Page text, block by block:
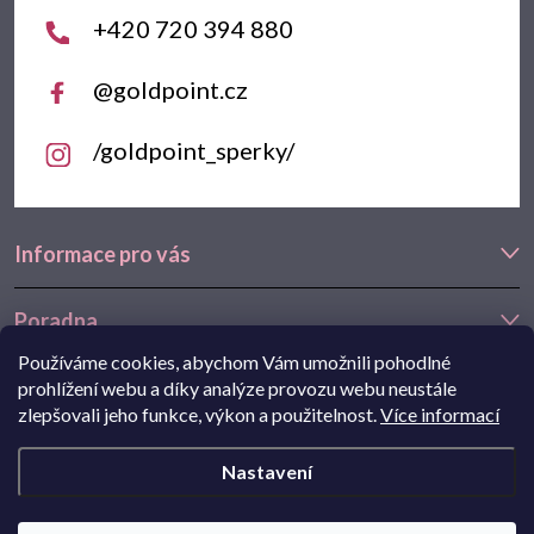
Používáme cookies, abychom Vám umožnili pohodlné
prohlížení webu a díky analýze provozu webu neustále
zlepšovali jeho funkce, výkon a použitelnost.Více informací
Nastavení
Informace pro vás
Poradna
Často hledáte
+420 720 394 880
@goldpoint.cz
/goldpoint_sperky/
náušnice z bílého zlata